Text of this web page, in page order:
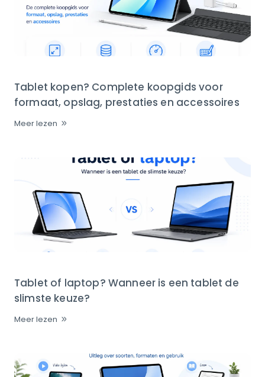
Tablet kopen? Complete koopgids voor
formaat, opslag, prestaties en accessoires
Meer lezen
Tablet of laptop? Wanneer is een tablet de
slimste keuze?
Meer lezen